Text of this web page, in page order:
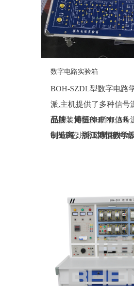
数字电路实验箱
BOH-SZDL型数字电路
派,主机提供了多种信号
面按装元器件,所有信号
CPLD芯片和双面板构
品牌：博恒BHENLAB
制造商：浙江博恒教学
价格：联系销售人员